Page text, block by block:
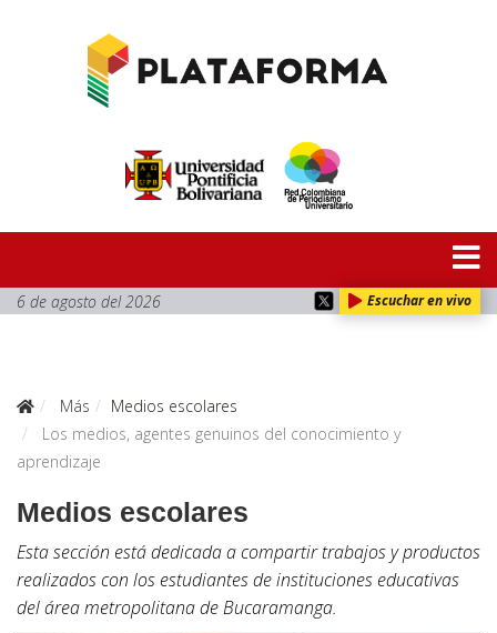
6 de agosto del 2026 Escuchar en vivo
Más
Medios escolares
Los medios, agentes genuinos del conocimiento y
aprendizaje
Medios escolares
Esta sección está dedicada a compartir trabajos y productos
realizados con los estudiantes de instituciones educativas
del área metropolitana de Bucaramanga.